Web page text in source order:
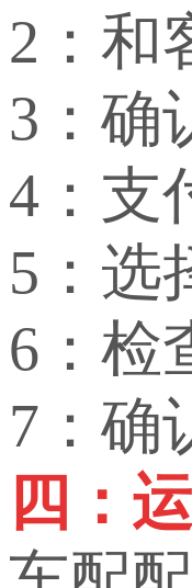
2：和
3：确
4：支
5：选
6：检
7：确
四：